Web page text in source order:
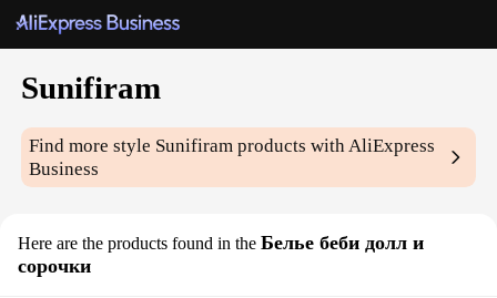
Sunifiram
Find more style Sunifiram products with AliExpress
Business
Here are the products found in the Белье беби долл и
сорочки